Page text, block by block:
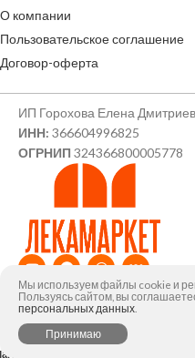
О компании
Пользовательское соглашение
Договор-оферта
ИП Горохова Елена
ИНН: 366604996825
ОГРНИП 324366800005778
© ИП Горохова Елена
Мы используем файлы cookie и
Пользуясь сайтом, вы
персональных данных
Принимаю